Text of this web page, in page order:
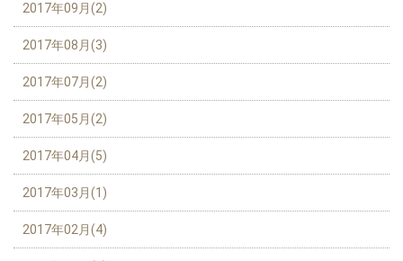
2017年09月(2)
2017年08月(3)
2017年07月(2)
2017年05月(2)
2017年04月(5)
2017年03月(1)
2017年02月(4)